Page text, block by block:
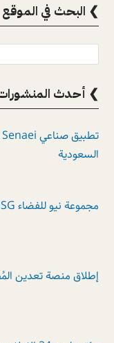
❯ البحث في الموقع
❯ أحدث
السعودية
مجموعة نيو للفضاء NSG
إطلاق منصة تعدين